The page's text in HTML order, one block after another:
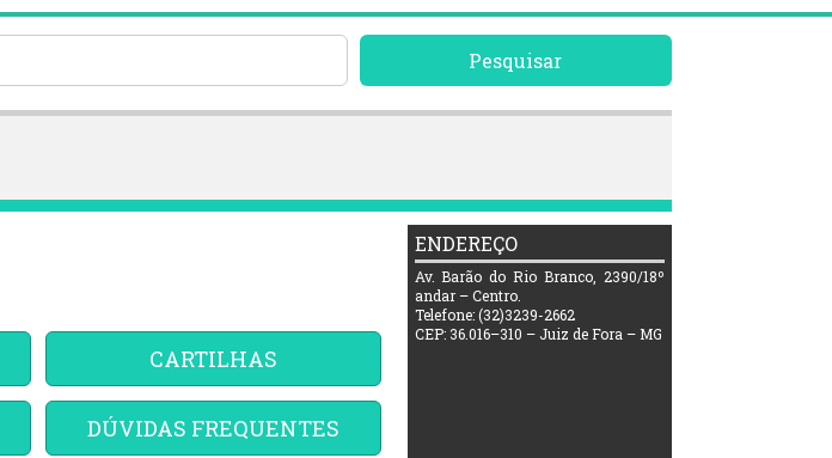
Pesquisar
CARTILHAS
DÚVIDAS FREQUENTES
ENDEREÇO
Av. Barão do Rio Branco, 2390/18º
andar – Centro.
Telefone: (32)3239-2662
CEP: 36.016–310 – Juiz de Fora – MG